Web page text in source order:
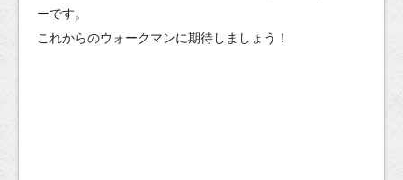
ーです。
これからのウォークマンに期待しましょう！